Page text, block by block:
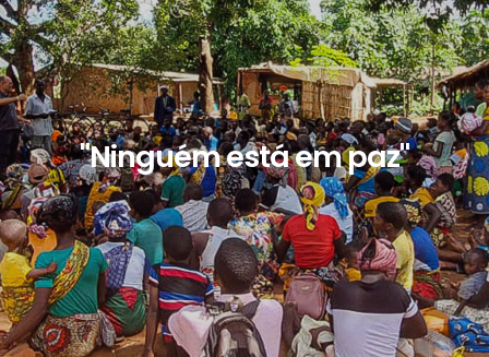
"Ninguém está em paz"